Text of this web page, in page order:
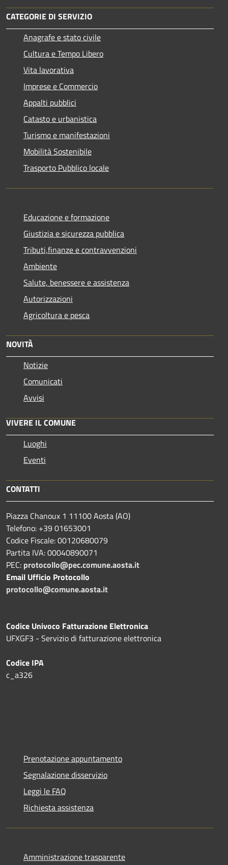
CATEGORIE DI SERVIZIO
Anagrafe e stato civile
Cultura e Tempo Libero
Vita lavorativa
Imprese e Commercio
Appalti pubblici
Catasto e urbanistica
Turismo e manifestazioni
Mobilità Sostenibile
Trasporto Pubblico locale
Educazione e formazione
Giustizia e sicurezza pubblica
Tributi,finanze e contravvenzioni
Ambiente
Salute, benessere e assistenza
Autorizzazioni
Agricoltura e pesca
NOVITÀ
Notizie
Comunicati
Avvisi
VIVERE IL COMUNE
Luoghi
Eventi
CONTATTI
Piazza Chanoux 1 11100 Aosta (AO)
Telefono: +39 01653001
Codice Fiscale: 00120680079
Partita IVA: 00040890071
PEC: protocollo@pec.comune.aosta.it
Email Ufficio Protocollo
protocollo@comune.aosta.it
Codice Univoco Fatturazione Elettronica
UFXGF3 - Servizio di fatturazione elettronica
Codice IPA
c_a326
Prenotazione appuntamento
Segnalazione disservizio
Leggi le FAQ
Richiesta assistenza
Amministrazione trasparente